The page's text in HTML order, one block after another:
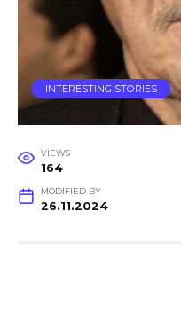
INTERESTING STORIES
VIEWS
164
MODIFIED BY
26.11.2024